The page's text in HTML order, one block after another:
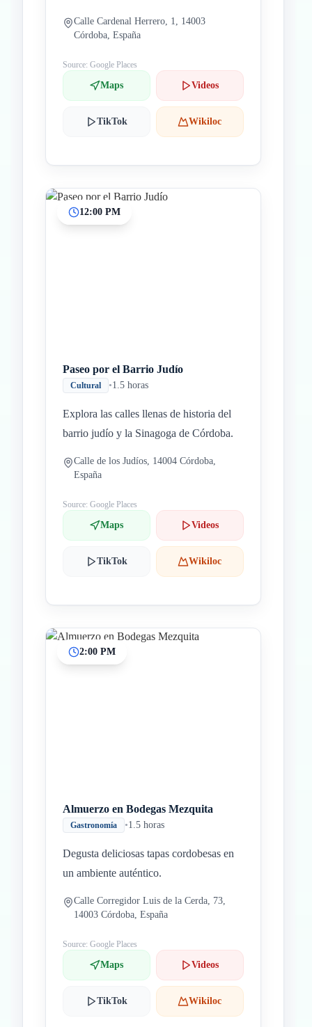
Calle Cardenal Herrero, 1, 14003
Córdoba, España
Source: Google Places
Maps Videos
TikTok Wikiloc
12:00 PM
Paseo por el Barrio Judío
Cultural •1.5 horas
Explora las calles llenas de historia del
barrio judío y la Sinagoga de Córdoba.
Calle de los Judíos, 14004 Córdoba,
España
Source: Google Places
Maps Videos
TikTok Wikiloc
2:00 PM
Almuerzo en Bodegas Mezquita
Gastronomía •1.5 horas
Degusta deliciosas tapas cordobesas en
un ambiente auténtico.
Calle Corregidor Luis de la Cerda, 73,
14003 Córdoba, España
Source: Google Places
Maps Videos
TikTok Wikiloc